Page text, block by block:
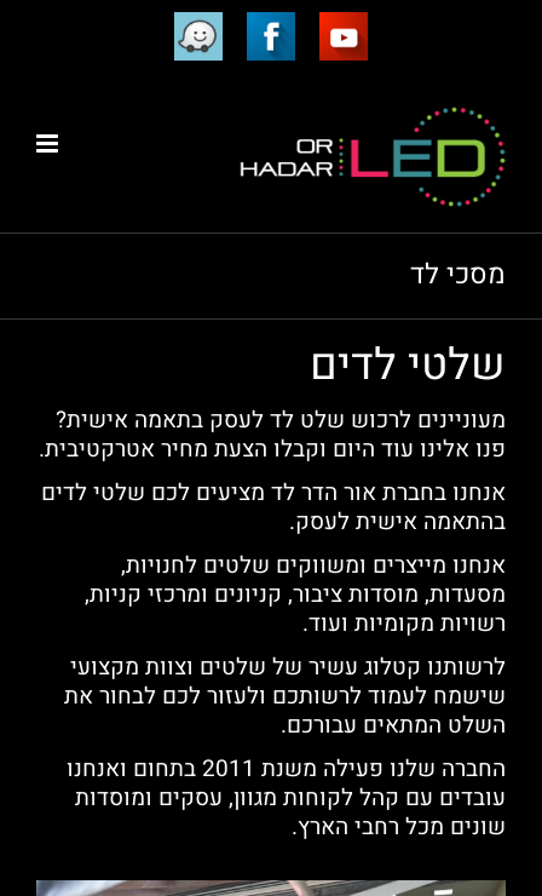
יוטיובפייסבוק
וויז
מסכי לד
שלטי לדים
מעוניינים לרכוש שלט לד לעסק בתאמה אישית?
פנו אלינו עוד היום וקבלו הצעת מחיר אטרקטיבית.
אנחנו בחברת אור הדר לד מציעים לכם שלטי לדים
בהתאמה אישית לעסק.
אנחנו מייצרים ומשווקים שלטים לחנויות,
מסעדות, מוסדות ציבור, קניונים ומרכזי קניות,
רשויות מקומיות ועוד.
לרשותנו קטלוג עשיר של שלטים וצוות מקצועי
שישמח לעמוד לרשותכם ולעזור לכם לבחור את
השלט המתאים עבורכם.
החברה שלנו פעילה משנת 2011 בתחום ואנחנו
עובדים עם קהל לקוחות מגוון, עסקים ומוסדות
שונים מכל רחבי הארץ.